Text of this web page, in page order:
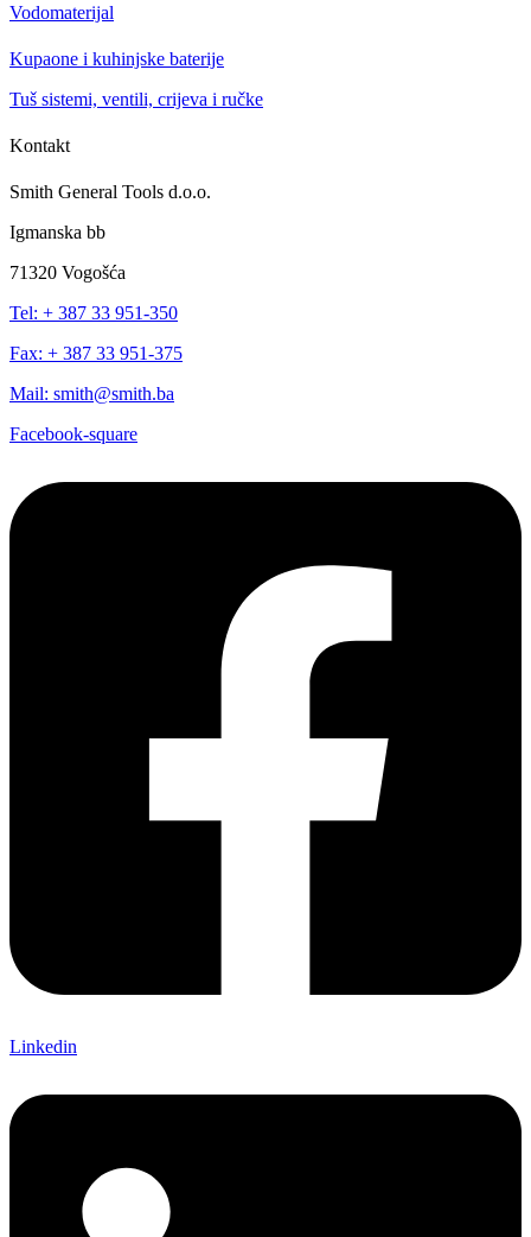
Vodomaterijal
Kupaone i kuhinjske baterije
Tuš sistemi, ventili, crijeva i ručke
Kontakt
Smith General Tools d.o.o.
Igmanska bb
71320 Vogošća
Tel: + 387 33 951-350
Fax: + 387 33 951-375
Mail: smith@smith.ba
Facebook-square
Linkedin